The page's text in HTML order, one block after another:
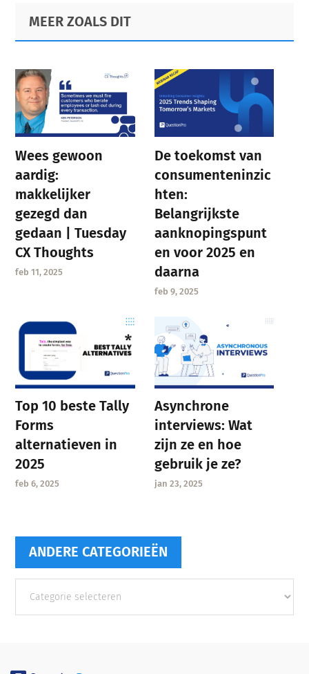
Primary
Sidebar
Footer
MEER ZOALS DIT
Wees gewoon
aardig:
makkelijker
gezegd dan
gedaan | Tuesday
CX Thoughts
feb 11, 2025
De toekomst van
consumenteninzic
hten:
Belangrijkste
aanknopingspunt
en voor 2025 en
daarna
feb 9, 2025
Top 10 beste Tally
Forms
alternatieven in
2025
feb 6, 2025
Asynchrone
interviews: Wat
zijn ze en hoe
gebruik je ze?
jan 23, 2025
ANDERE CATEGORIEËN
categorieën